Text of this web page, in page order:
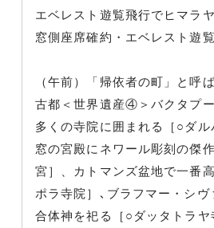
エベレスト遊覧飛行でヒマラ
窓側座席確約・エベレスト遊
（午前）「帰依者の町」と呼
古都＜世界遺産④＞バクタプ
多くの寺院に囲まれる［○ダ
窓の宮殿にネワール彫刻の傑
宮］、カトマンズ盆地で一番
ポラ寺院］､ブラフマー・シ
合体神を祀る［○ダッタトラヤ